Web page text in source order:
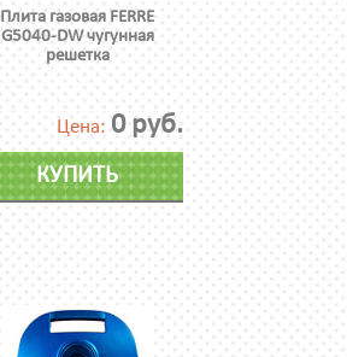
Плита газовая FERRE
G5040-DW чугунная
решетка
Цена: 0 руб.
КУПИТЬ